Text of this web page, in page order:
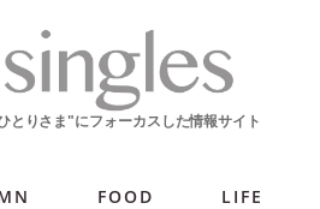
FOOD LIFE